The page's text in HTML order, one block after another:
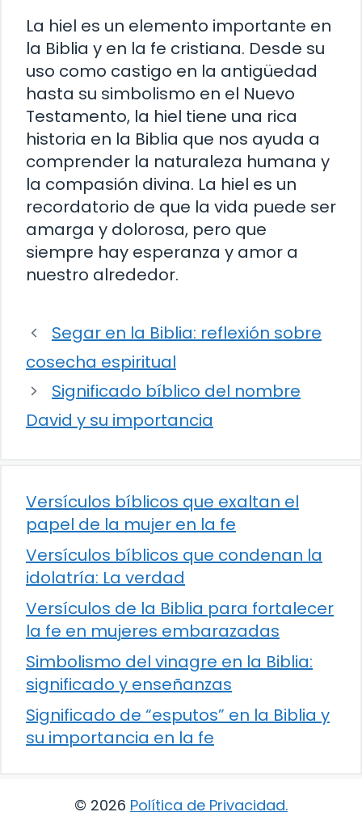
La hiel es un elemento importante en
la Biblia y en la fe cristiana. Desde su
uso como castigo en la antigüedad
hasta su simbolismo en el Nuevo
Testamento, la hiel tiene una rica
historia en la Biblia que nos ayuda a
comprender la naturaleza humana y
la compasión divina. La hiel es un
recordatorio de que la vida puede ser
amarga y dolorosa, pero que
siempre hay esperanza y amor a
nuestro alrededor.
Segar en la Biblia: reflexión sobre
cosecha espiritual
Significado bíblico del nombre
David y su importancia
Versículos bíblicos que exaltan el
papel de la mujer en la fe
Versículos bíblicos que condenan la
idolatría: La verdad
Versículos de la Biblia para fortalecer
la fe en mujeres embarazadas
Simbolismo del vinagre en la Biblia:
significado y enseñanzas
Significado de “esputos” en la Biblia y
su importancia en la fe
© 2026 Política de Privacidad.